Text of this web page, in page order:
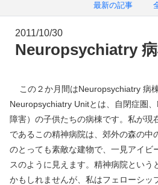
最新の記事
2011/10/30
Neuropsychiatry
この２か月間はNeuropsychiatry 病
Neuropsychiatry Unitとは、自閉症圏
障害）の子供たちの病棟です。私が現
であるこの精神病院は、郊外の森の中
のとっても素敵な建物で、一見アイビ
スのように見えます。精神病院という
かもしれませんが、私はフェローシッ